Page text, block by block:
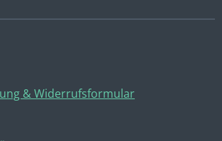
& Widerrufsformular